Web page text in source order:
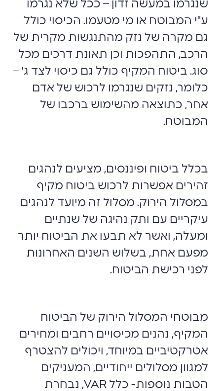
שנגרמו במעשה זדון – ככל שלא נגרמו
ע"י המבוטח או מי מטעמו. הכיסוי כולל
גם מקרה של נזק מהתנגשות מקרית של
הרכב, התהפכות וכן תאונת דרכים מכל
סוג. ביטוח המקיף כולל גם כיסוי לצד ג' –
כלומר, נזקים שנגרמו לרכוש של אדם
אחר, כתוצאה מהשימוש ברכבו של
המבוטח.
בכלל ביטוח ופיננסים, מציעים לנהגים
זהירים אפשרות לרכוש ביטוח מקיף
במסלול הירוק. מסלול זה מיועד לנהגים
עיקריים עם ותק נהיגה של שנתיים
ומעלה, ואשר לא תבעו את הביטוח יותר
מפעם אחת, בשלוש השנים האחרונות
לפני רכישת הביטוח.
מבוטחי המסלול הירוק של הביטוח
המקיף, נהנים מכיסויים רחבים ומחירים
אטרקטיביים במיוחד, ויכולים להצטרף
למגוון מסלולים ייחודיים, המעניקים
הטבות נוספות- כלל VAR
, נבחרת